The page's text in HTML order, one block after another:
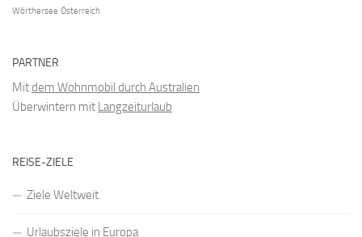
Wörthersee Österreich
PARTNER
Mitdem Wohnmobil durch Australien
Überwintern mit Langzeiturlaub
REISE-ZIELE
Ziele Weltweit
Urlaubsziele in Europa